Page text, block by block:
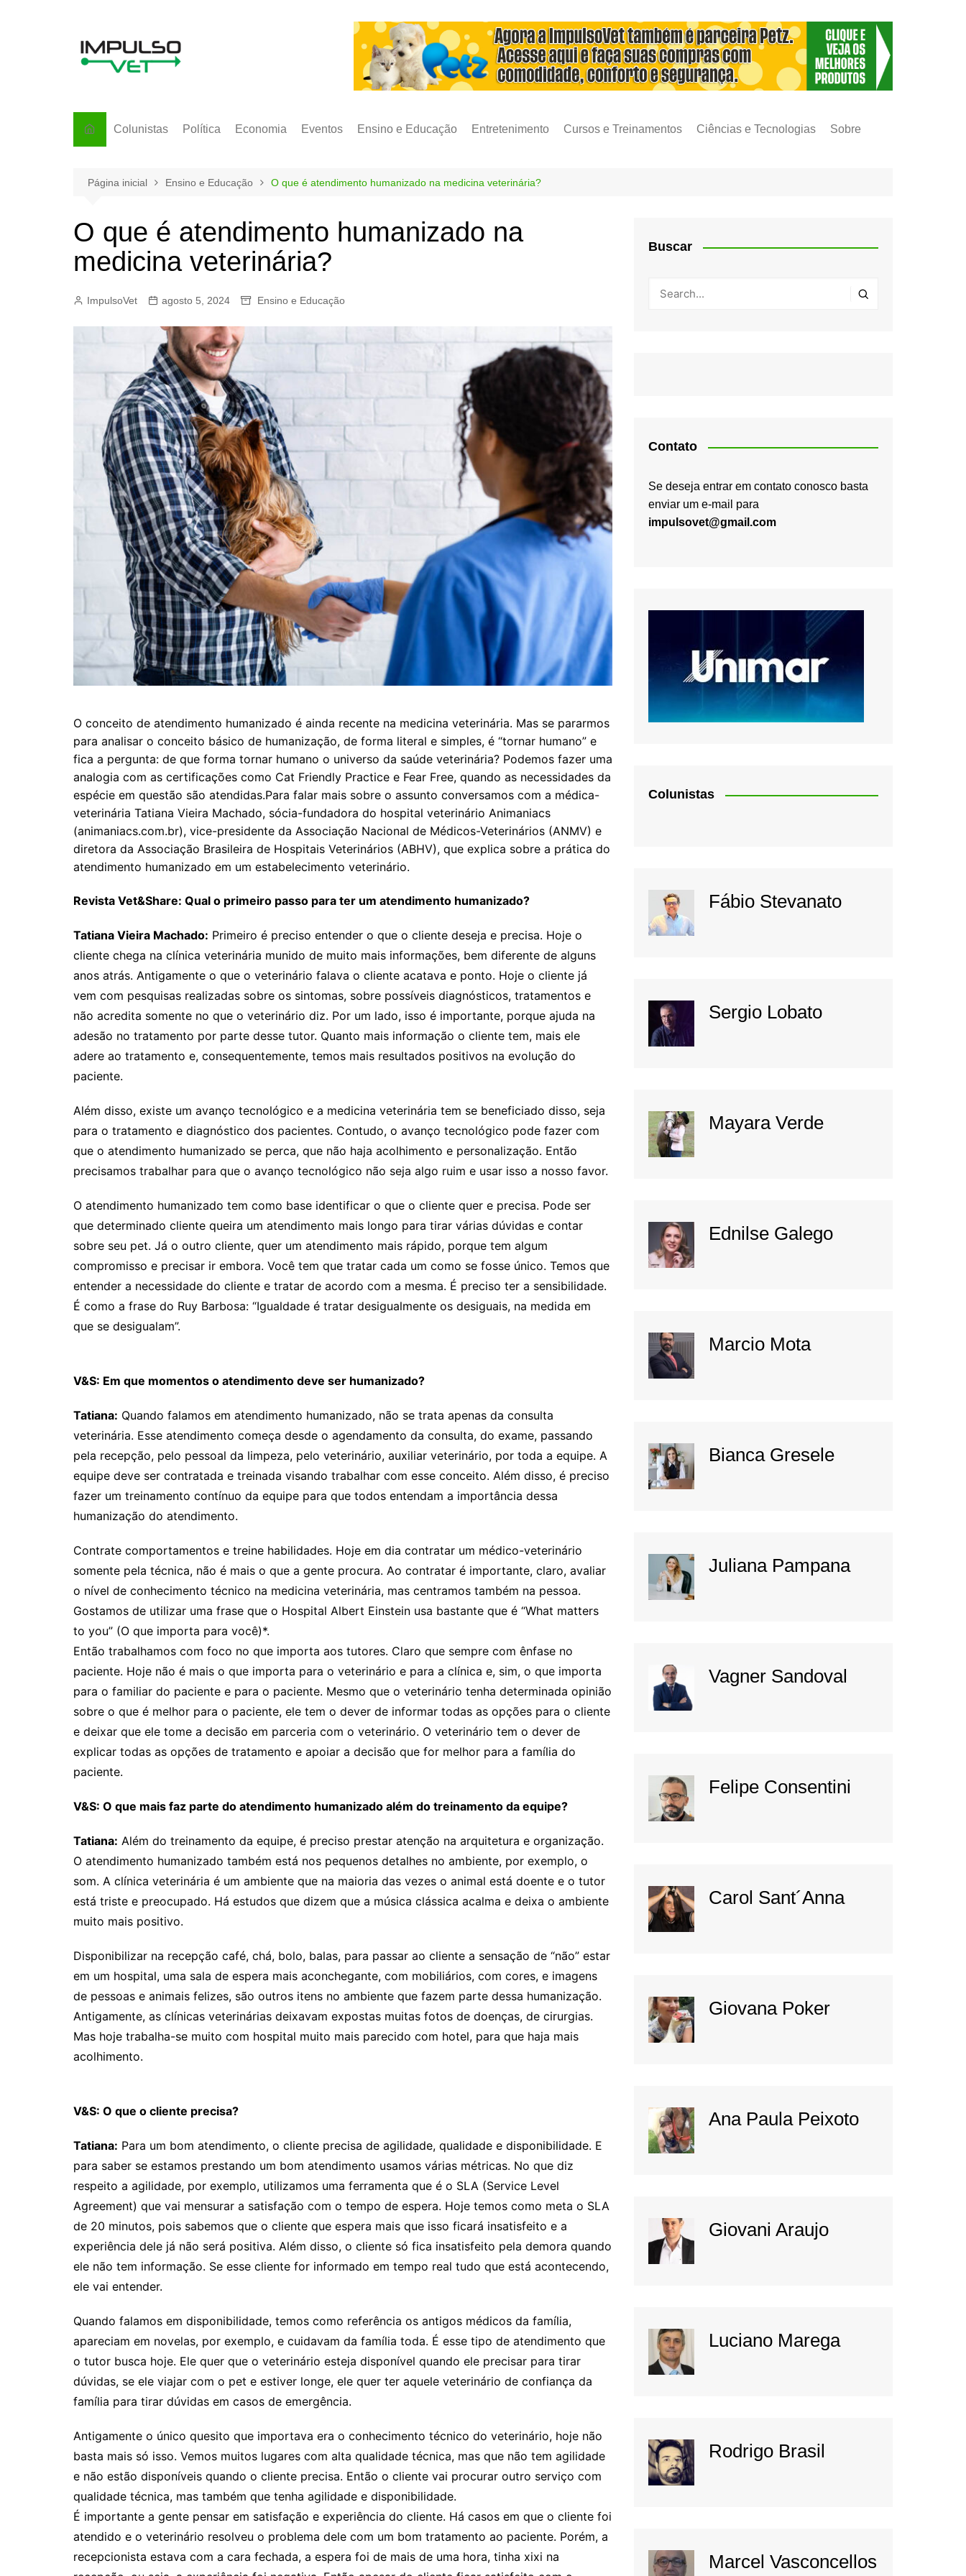
Colunistas Política Economia Eventos Ensino e Educação Entretenimento Cursos e Treinamentos Ciências e Tecnologias Sobre
Página inicial Ensino e Educação O que é atendimento humanizado na medicina veterinária?
O que é atendimento humanizado na
medicina veterinária?
ImpulsoVet agosto 5, 2024 Ensino e Educação
O conceito de atendimento humanizado é ainda recente na medicina veterinária. Mas se pararmos
para analisar o conceito básico de humanização, de forma literal e simples, é “tornar humano” e
fica a pergunta: de que forma tornar humano o universo da saúde veterinária? Podemos fazer uma
analogia com as certificações como Cat Friendly Practice e Fear Free, quando as necessidades da
espécie em questão são atendidas.Para falar mais sobre o assunto conversamos com a médica-
veterinária Tatiana Vieira Machado, sócia-fundadora do hospital veterinário Animaniacs
(animaniacs.com.br), vice-presidente da Associação Nacional de Médicos-Veterinários (ANMV) e
diretora da Associação Brasileira de Hospitais Veterinários (ABHV), que explica sobre a prática do
atendimento humanizado em um estabelecimento veterinário.
Revista Vet&Share: Qual o primeiro passo para ter um atendimento humanizado?
Tatiana Vieira Machado: Primeiro é preciso entender o que o cliente deseja e precisa. Hoje o
cliente chega na clínica veterinária munido de muito mais informações, bem diferente de alguns
anos atrás. Antigamente o que o veterinário falava o cliente acatava e ponto. Hoje o cliente já
vem com pesquisas realizadas sobre os sintomas, sobre possíveis diagnósticos, tratamentos e
não acredita somente no que o veterinário diz. Por um lado, isso é importante, porque ajuda na
adesão no tratamento por parte desse tutor. Quanto mais informação o cliente tem, mais ele
adere ao tratamento e, consequentemente, temos mais resultados positivos na evolução do
paciente.
Além disso, existe um avanço tecnológico e a medicina veterinária tem se beneficiado disso, seja
para o tratamento e diagnóstico dos pacientes. Contudo, o avanço tecnológico pode fazer com
que o atendimento humanizado se perca, que não haja acolhimento e personalização. Então
precisamos trabalhar para que o avanço tecnológico não seja algo ruim e usar isso a nosso favor.
O atendimento humanizado tem como base identificar o que o cliente quer e precisa. Pode ser
que determinado cliente queira um atendimento mais longo para tirar várias dúvidas e contar
sobre seu pet. Já o outro cliente, quer um atendimento mais rápido, porque tem algum
compromisso e precisar ir embora. Você tem que tratar cada um como se fosse único. Temos que
entender a necessidade do cliente e tratar de acordo com a mesma. É preciso ter a sensibilidade.
É como a frase do Ruy Barbosa: “Igualdade é tratar desigualmente os desiguais, na medida em
que se desigualam”.
V&S: Em que momentos o atendimento deve ser humanizado?
Tatiana: Quando falamos em atendimento humanizado, não se trata apenas da consulta
veterinária. Esse atendimento começa desde o agendamento da consulta, do exame, passando
pela recepção, pelo pessoal da limpeza, pelo veterinário, auxiliar veterinário, por toda a equipe. A
equipe deve ser contratada e treinada visando trabalhar com esse conceito. Além disso, é preciso
fazer um treinamento contínuo da equipe para que todos entendam a importância dessa
humanização do atendimento.
Contrate comportamentos e treine habilidades. Hoje em dia contratar um médico-veterinário
somente pela técnica, não é mais o que a gente procura. Ao contratar é importante, claro, avaliar
o nível de conhecimento técnico na medicina veterinária, mas centramos também na pessoa.
Gostamos de utilizar uma frase que o Hospital Albert Einstein usa bastante que é “What matters
to you” (O que importa para você)*.
Então trabalhamos com foco no que importa aos tutores. Claro que sempre com ênfase no
paciente. Hoje não é mais o que importa para o veterinário e para a clínica e, sim, o que importa
para o familiar do paciente e para o paciente. Mesmo que o veterinário tenha determinada opinião
sobre o que é melhor para o paciente, ele tem o dever de informar todas as opções para o cliente
e deixar que ele tome a decisão em parceria com o veterinário. O veterinário tem o dever de
explicar todas as opções de tratamento e apoiar a decisão que for melhor para a família do
paciente.
V&S: O que mais faz parte do atendimento humanizado além do treinamento da equipe?
Tatiana: Além do treinamento da equipe, é preciso prestar atenção na arquitetura e organização.
O atendimento humanizado também está nos pequenos detalhes no ambiente, por exemplo, o
som. A clínica veterinária é um ambiente que na maioria das vezes o animal está doente e o tutor
está triste e preocupado. Há estudos que dizem que a música clássica acalma e deixa o ambiente
muito mais positivo.
Disponibilizar na recepção café, chá, bolo, balas, para passar ao cliente a sensação de “não” estar
em um hospital, uma sala de espera mais aconchegante, com mobiliários, com cores, e imagens
de pessoas e animais felizes, são outros itens no ambiente que fazem parte dessa humanização.
Antigamente, as clínicas veterinárias deixavam expostas muitas fotos de doenças, de cirurgias.
Mas hoje trabalha-se muito com hospital muito mais parecido com hotel, para que haja mais
acolhimento.
V&S: O que o cliente precisa?
Tatiana: Para um bom atendimento, o cliente precisa de agilidade, qualidade e disponibilidade. E
para saber se estamos prestando um bom atendimento usamos várias métricas. No que diz
respeito a agilidade, por exemplo, utilizamos uma ferramenta que é o SLA (Service Level
Agreement) que vai mensurar a satisfação com o tempo de espera. Hoje temos como meta o SLA
de 20 minutos, pois sabemos que o cliente que espera mais que isso ficará insatisfeito e a
experiência dele já não será positiva. Além disso, o cliente só fica insatisfeito pela demora quando
ele não tem informação. Se esse cliente for informado em tempo real tudo que está acontecendo,
ele vai entender.
Quando falamos em disponibilidade, temos como referência os antigos médicos da família,
apareciam em novelas, por exemplo, e cuidavam da família toda. É esse tipo de atendimento que
o tutor busca hoje. Ele quer que o veterinário esteja disponível quando ele precisar para tirar
dúvidas, se ele viajar com o pet e estiver longe, ele quer ter aquele veterinário de confiança da
família para tirar dúvidas em casos de emergência.
Antigamente o único quesito que importava era o conhecimento técnico do veterinário, hoje não
basta mais só isso. Vemos muitos lugares com alta qualidade técnica, mas que não tem agilidade
e não estão disponíveis quando o cliente precisa. Então o cliente vai procurar outro serviço com
qualidade técnica, mas também que tenha agilidade e disponibilidade.
É importante a gente pensar em satisfação e experiência do cliente. Há casos em que o cliente foi
atendido e o veterinário resolveu o problema dele com um bom tratamento ao paciente. Porém, a
recepcionista estava com a cara fechada, a espera foi de mais de uma hora, tinha xixi na
Buscar
Contato
Se deseja entrar em contato conosco basta
enviar um e-mail para
impulsovet@gmail.com
Colunistas
Fábio Stevanato
Sergio Lobato
Mayara Verde
Ednilse Galego
Marcio Mota
Bianca Gresele
Juliana Pampana
Vagner Sandoval
Felipe Consentini
Carol Sant´Anna
Giovana Poker
Ana Paula Peixoto
Giovani Araujo
Luciano Marega
Rodrigo Brasil
Marcel Vasconcellos